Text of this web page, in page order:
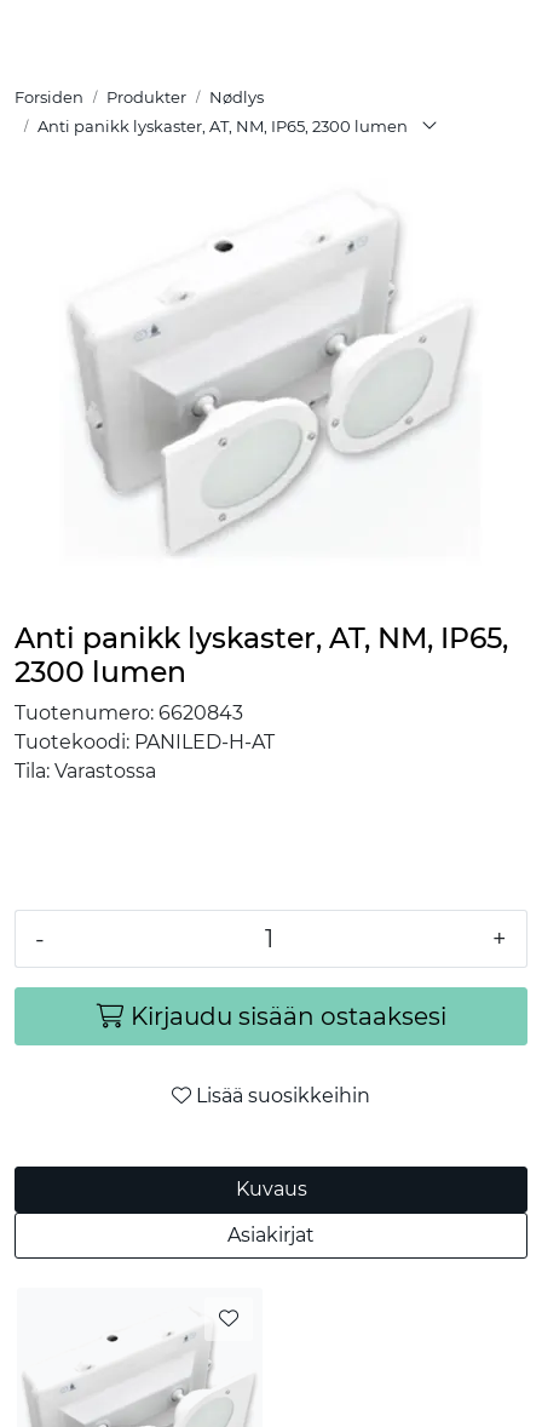
Forsiden Produkter
Nødlys
Anti panikk lyskaster, AT, NM, IP65, 2300 lumen
Anti panikk lyskaster, AT, NM, IP65,
2300 lumen
Tuotenumero: 6620843
Tuotekoodi: PANILED-H-AT
Tila: Varastossa
- +
Kirjaudu sisään ostaaksesi
Lisää suosikkeihin
Kuvaus
Asiakirjat
Tuotteet
Verkkokauppa